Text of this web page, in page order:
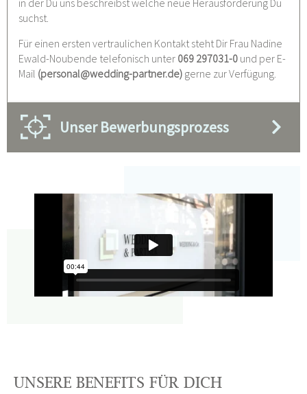
in der Du uns beschreibst welche neue Herausforderung Du
suchst.
Für einen ersten vertraulichen Kontakt steht Dir Frau Nadine
Ewald-Noubende telefonisch unter 069 297031-0 und per E-
Mail (personal@wedding-partner.de) gerne zur Verfügung.
Unser Bewerbungsprozess
UNSERE BENEFITS FÜR DICH